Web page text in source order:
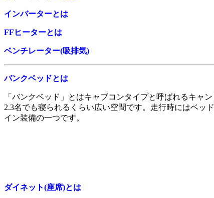
インバーターとは
FFヒーターとは
ベンチレーター(吸排気)
バンクベッドとは
「バンクベッド」とはキャブコンタイプと呼ばれるキャ
2.3名でも寝られるくらい広い空間です。走行時にはベッ
イン装備の一つです。
ダイネット(座席)とは